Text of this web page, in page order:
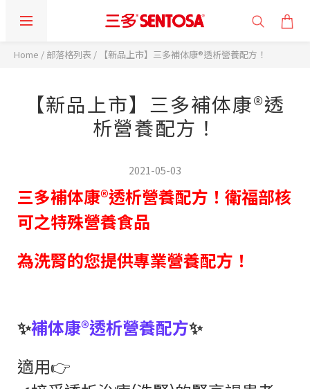
Home / 部落格列表 / 【新品上市】三多補体康®透析營養配方！
【新品上市】三多補体康®透
析營養配方！
2021-05-03
三多補体康®透析營養配方 ！衛福部核
可之特殊營養食品
為洗腎的您提供專業營養配方！
✨補体康®透析營養配方✨
適用👉